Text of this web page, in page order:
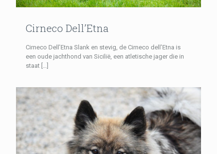
Cirneco Dell’Etna
Cirneco Dell’Etna Slank en stevig, de Cirneco dell’Etna is
een oude jachthond van Sicilië, een atletische jager die in
staat […]